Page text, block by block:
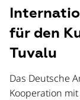
für den
Tuvalu
Das Deutsche
Kooperation